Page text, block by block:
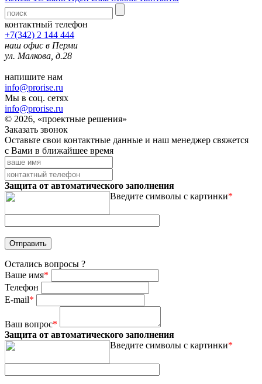
контактный телефон
+7(342) 2 144 444
наш офис в Перми
ул. Малкова, д.28
напишите нам
info@prorise.ru
Мы в соц. сетях
info@prorise.ru
© 2026, «проектные решения»
Заказать звонок
Оставьте свои контактные данные и наш менеджер свяжется
с Вами в ближайшее время
Защита от автоматического заполнения
Введите символы с картинки*
Остались вопросы ?
Ваше имя*
Телефон
E-mail*
Ваш вопрос*
Защита от автоматического заполнения
Введите символы с картинки*